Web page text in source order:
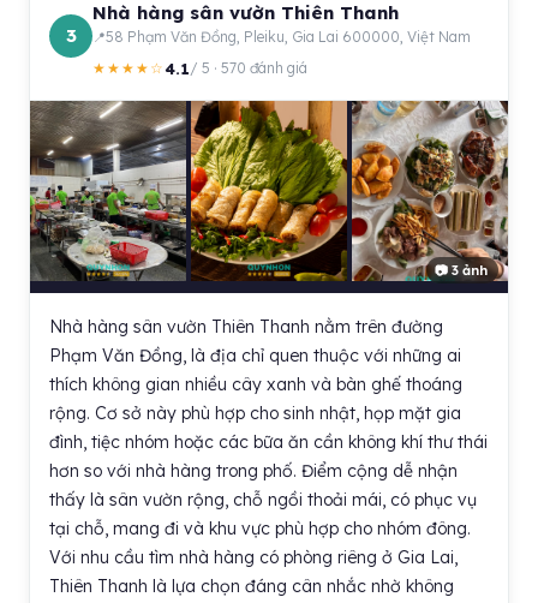
3
Nhà hàng sân vườn Thiên Thanh
58 Phạm Văn Đồng, Pleiku, Gia Lai 600000, Việt Nam
★★★★☆4.1/ 5 · 570 đánh giá
📷 3 ảnh
Nhà hàng sân vườn Thiên Thanh nằm trên đường
Phạm Văn Đồng, là địa chỉ quen thuộc với những ai
thích không gian nhiều cây xanh và bàn ghế thoáng
rộng. Cơ sở này phù hợp cho sinh nhật, họp mặt gia
đình, tiệc nhóm hoặc các bữa ăn cần không khí thư thái
hơn so với nhà hàng trong phố. Điểm cộng dễ nhận
thấy là sân vườn rộng, chỗ ngồi thoải mái, có phục vụ
tại chỗ, mang đi và khu vực phù hợp cho nhóm đông.
Với nhu cầu tìm nhà hàng có phòng riêng ở Gia Lai,
Thiên Thanh là lựa chọn đáng cân nhắc nhờ không